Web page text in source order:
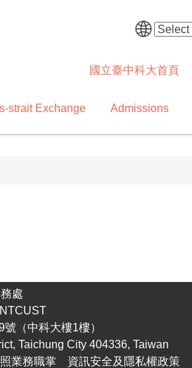
國立臺中科大首頁
strait Exchange Admissions
處
（中科大樓1樓）
Taichung City 404336, Taiwan
業務職掌 資訊安全及隱私權政策